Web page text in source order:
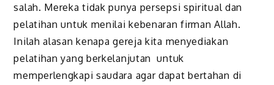
salah. Mereka tidak punya persepsi spiritual dan
pelatihan untuk menilai kebenaran firman Allah.
Inilah alasan kenapa gereja kita menyediakan
pelatihan yang berkelanjutan untuk
memperlengkapi saudara agar dapat bertahan di